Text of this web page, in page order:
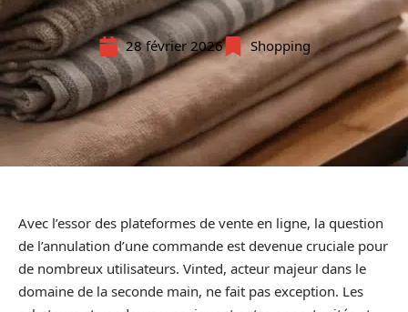
28 février 2026 Shopping
Avec l’essor des plateformes de vente en ligne, la question
de l’annulation d’une commande est devenue cruciale pour
de nombreux utilisateurs. Vinted, acteur majeur dans le
domaine de la seconde main, ne fait pas exception. Les